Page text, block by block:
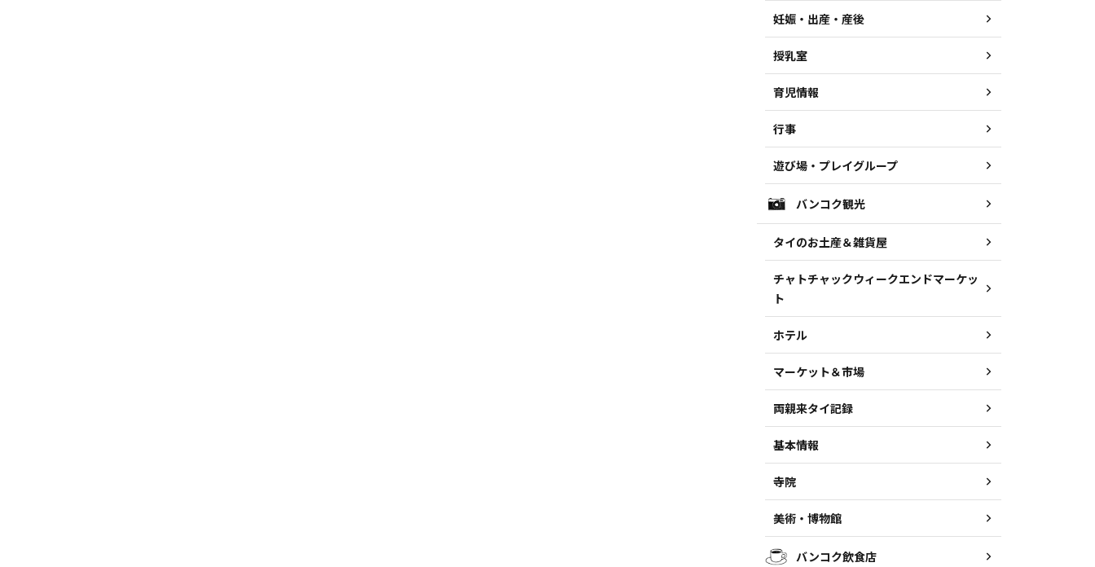
妊娠・出産・産後
授乳室
育児情報
行事
遊び場・プレイグループ
バンコク観光
タイのお土産＆雑貨屋
チャトチャックウィークエンドマーケッ
ト
ホテル
マーケット＆市場
両親来タイ記録
基本情報
寺院
美術・博物館
バンコク飲食店